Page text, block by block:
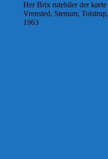
Her Brix rutebiler der
Vrensted, Stenum,
1963